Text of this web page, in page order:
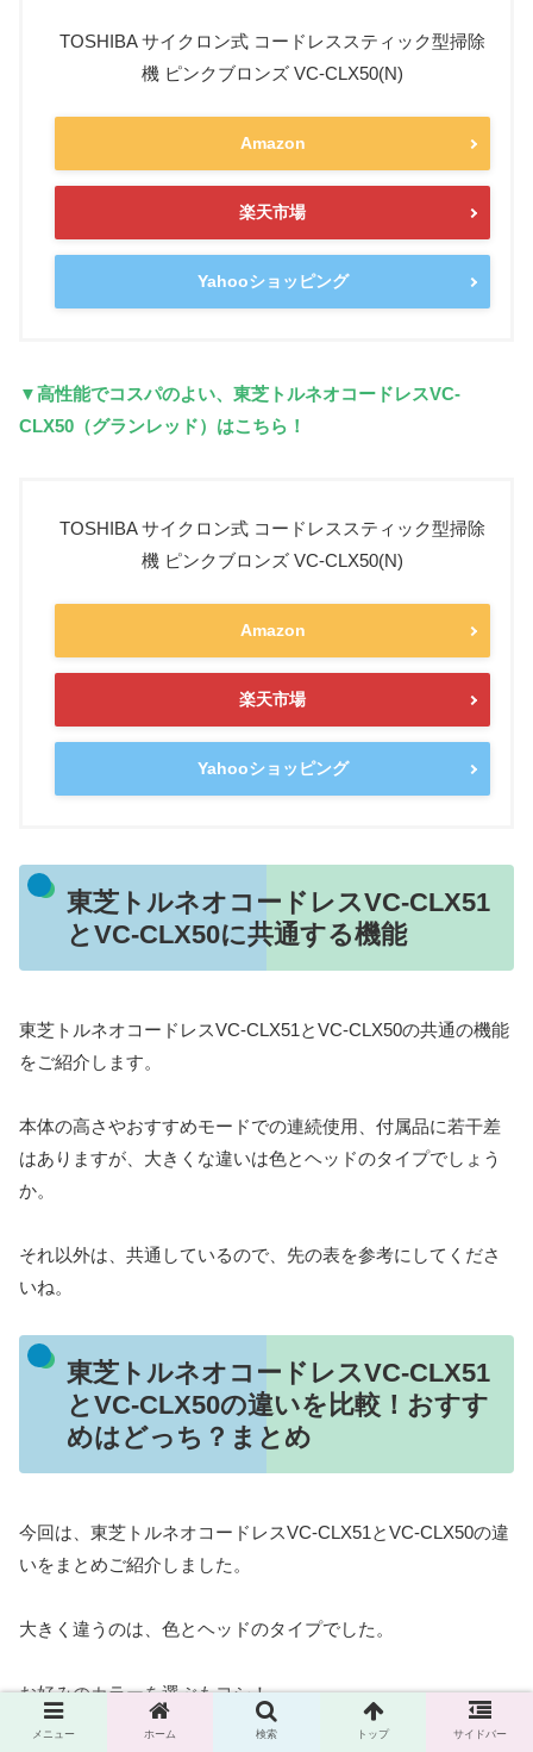
TOSHIBA サイクロン式 コードレススティック型掃除
機 ピンクブロンズ VC-CLX50(N)
Amazon
楽天市場
Yahooショッピング
▼高性能でコスパのよい、東芝トルネオコードレスVC-
CLX50（グランレッド）はこちら！
TOSHIBA サイクロン式 コードレススティック型掃除
機 ピンクブロンズ VC-CLX50(N)
Amazon
楽天市場
Yahooショッピング
東芝トルネオコードレスVC-CLX51
とVC-CLX50に共通する機能
東芝トルネオコードレスVC-CLX51とVC-CLX50の共通の機能
をご紹介します。
本体の高さやおすすめモードでの連続使用、付属品に若干差
はありますが、大きくな違いは色とヘッドのタイプでしょう
か。
それ以外は、共通しているので、先の表を参考にしてくださ
いね。
東芝トルネオコードレスVC-CLX51
とVC-CLX50の違いを比較！おすす
めはどっち？まとめ
今回は、東芝トルネオコードレスVC-CLX51とVC-CLX50の違
いをまとめご紹介しました。
大きく違うのは、色とヘッドのタイプでした。
お好みのカラーを選ぶもヨシ！
メニュー ホーム 検索 トップ サイドバー